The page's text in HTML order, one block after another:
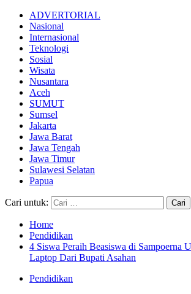
ADVERTORIAL
Nasional
Internasional
Teknologi
Sosial
Wisata
Nusantara
Aceh
SUMUT
Sumsel
Jakarta
Jawa Barat
Jawa Tengah
Jawa Timur
Sulawesi Selatan
Papua
Cari untuk:
Home
Pendidikan
4 Siswa Peraih Beasiswa di Sampoerna
Laptop Dari Bupati Asahan
Pendidikan